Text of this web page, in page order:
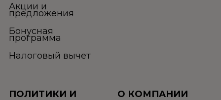
Акции и
предложения
Бонусная
программа
Налоговый вычет
ПОЛИТИКИ И
О КОМПАНИИ